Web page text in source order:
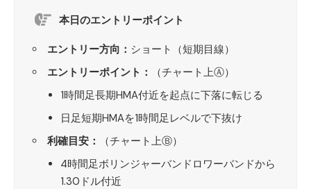
本日のエントリーポイント
エントリー方向： ショート（短期目線）
エントリーポイント：
（チャート上Ⓐ）
1時間足長期HMA付近を起点に下落に転じる
日足短期HMAを1時間足レベルで下抜け
利確目安：
（チャート上Ⓑ）
4時間足ボリンジャーバンドロワーバンドから
1.30ドル付近